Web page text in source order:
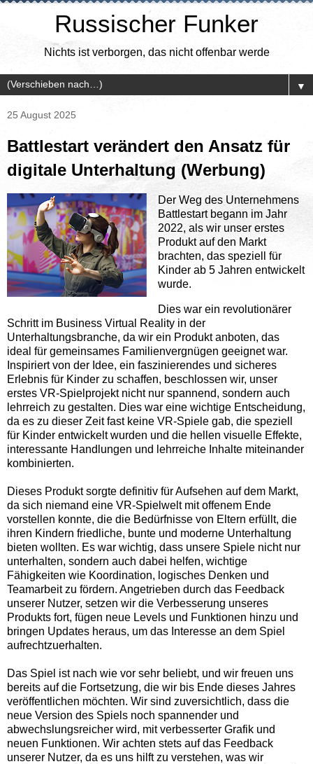
Russischer Funker
Nichts ist verborgen, das nicht offenbar werde
▼
25 August 2025
Battlestart verändert den Ansatz für
digitale Unterhaltung (Werbung)
Der Weg des Unternehmens
Battlestart begann im Jahr
2022, als wir unser erstes
Produkt auf den Markt
brachten, das speziell für
Kinder ab 5 Jahren entwickelt
wurde.
Dies war ein revolutionärer
Schritt im Business Virtual Reality in der
Unterhaltungsbranche, da wir ein Produkt anboten, das
ideal für gemeinsames Familienvergnügen geeignet war.
Inspiriert von der Idee, ein faszinierendes und sicheres
Erlebnis für Kinder zu schaffen, beschlossen wir, unser
erstes VR-Spielprojekt nicht nur spannend, sondern auch
lehrreich zu gestalten. Dies war eine wichtige Entscheidung,
da es zu dieser Zeit fast keine VR-Spiele gab, die speziell
für Kinder entwickelt wurden und die hellen visuelle Effekte,
interessante Handlungen und lehrreiche Inhalte miteinander
kombinierten.
Dieses Produkt sorgte definitiv für Aufsehen auf dem Markt,
da sich niemand eine VR-Spielwelt mit offenem Ende
vorstellen konnte, die die Bedürfnisse von Eltern erfüllt, die
ihren Kindern friedliche, bunte und moderne Unterhaltung
bieten wollten. Es war wichtig, dass unsere Spiele nicht nur
unterhalten, sondern auch dabei helfen, wichtige
Fähigkeiten wie Koordination, logisches Denken und
Teamarbeit zu fördern. Angetrieben durch das Feedback
unserer Nutzer, setzen wir die Verbesserung unseres
Produkts fort, fügen neue Levels und Funktionen hinzu und
bringen Updates heraus, um das Interesse an dem Spiel
aufrechtzuerhalten.
Das Spiel ist nach wie vor sehr beliebt, und wir freuen uns
bereits auf die Fortsetzung, die wir bis Ende dieses Jahres
veröffentlichen möchten. Wir sind zuversichtlich, dass die
neue Version des Spiels noch spannender und
abwechslungsreicher wird, mit verbesserter Grafik und
neuen Funktionen. Wir achten stets auf das Feedback
unserer Nutzer, da es uns hilft zu verstehen, was wir